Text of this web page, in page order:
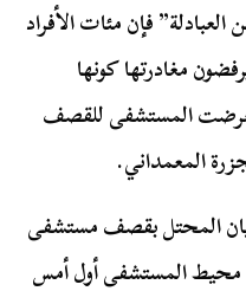
فإن مئات الأفراد
مغادرتها كونها
تعرضت المستشفى للقصف
المعمداني.
المحتل بقصف مستشفى
محيط المستشفى أول أمس